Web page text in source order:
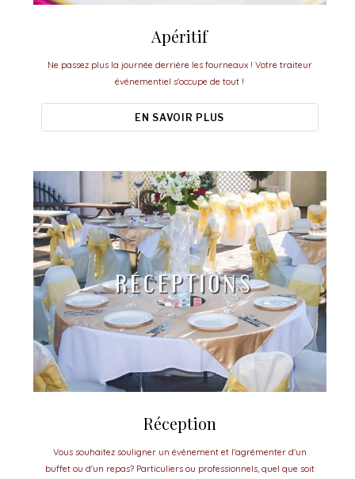
Apéritif
Ne passez plus la journée derrière les fourneaux ! Votre traiteur
événementiel s'occupe de tout !
EN SAVOIR PLUS
Réception
Vous souhaitez souligner un évènement et l'agrémenter d'un
buffet ou d'un repas? Particuliers ou professionnels, quel que soit